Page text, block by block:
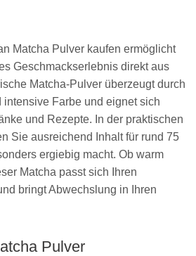
Matcha Pulver kaufen ermöglicht
Geschmackserlebnis direkt aus
Matcha-Pulver überzeugt durch
intensive Farbe und eignet sich
und Rezepte. In der praktischen
Sie ausreichend Inhalt für rund 75
ergiebig macht. Ob warm
Matcha passt sich Ihren
bringt Abwechslung in Ihren
Pulver